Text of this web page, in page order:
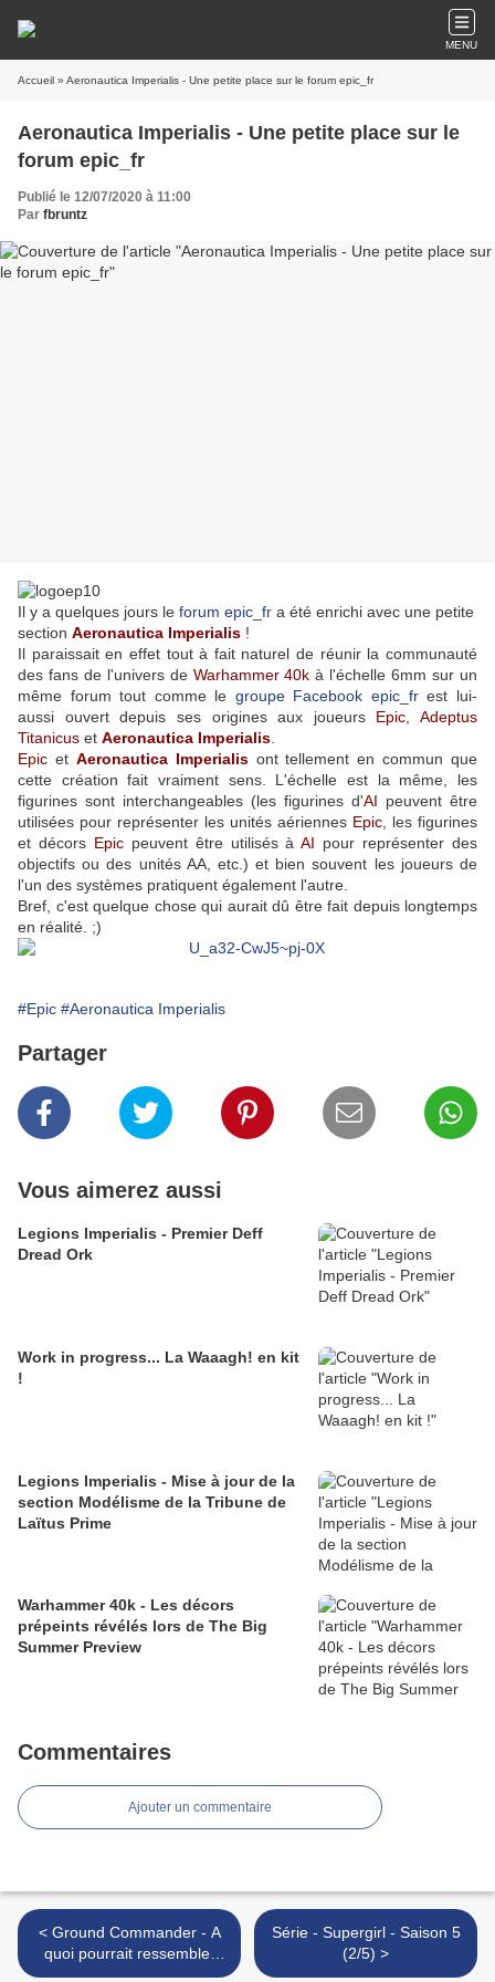
MENU
Accueil » Aeronautica Imperialis - Une petite place sur le forum epic_fr
Aeronautica Imperialis - Une petite place sur le
forum epic_fr
Publié le 12/07/2020 à 11:00
Par fbruntz
Il y a quelques jours le forum epic_fr a été enrichi avec une petite
section Aeronautica Imperialis !
Il paraissait en effet tout à fait naturel de réunir la communauté
des fans de l'univers de Warhammer 40k à l'échelle 6mm sur un
même forum tout comme le groupe Facebook epic_frest lui-
aussi ouvert depuis ses origines aux joueurs Epic
Adeptus
Titanicus et Aeronautica Imperialis
Epic et Aeronautica Imperialisont tellement en commun que
cette création fait vraiment sens. L'échelle est la même, les
figurines sont interchangeables (les figurines d'AI peuvent être
utilisées pour représenter les unités aériennes Epic , les figurines
et décors Epicpeuvent être utilisés àAI pour représenter des
objectifs ou des unités AA, etc.) et bien souvent les joueurs de
l'un des systèmes pratiquent également l'autre.
Bref, c'est quelque chose qui aurait dû être fait depuis longtemps
en réalité. ;)
#Epic #Aeronautica Imperialis
Partager
Vous aimerez aussi
Legions Imperialis - Premier Deff
Dread Ork
Work in progress... La Waaagh! en kit
!
Legions Imperialis - Mise à jour de la
section Modélisme de la Tribune de
Laïtus Prime
Warhammer 40k - Les décors
prépeints révélés lors de The Big
Summer Preview
Commentaires
Ajouter un commentaire
< Ground Commander - A
quoi pourrait ressembler
une partie - Suite
Série - Supergirl - Saison 5
(2/5) >